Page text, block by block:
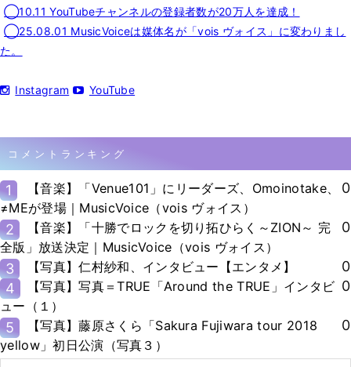
◯10.11 YouTubeチャンネルの登録者数が20万人を達成！
◯25.08.01 MusicVoiceは媒体名が「vois ヴォイス」に変わりまし
た。
Instagram YouTube
コメントランキング
1
【音楽】「Venue101」にリーダーズ、Omoinotake、
≠MEが登場｜MusicVoice（vois ヴォイス）
0
2
【音楽】「十勝でロックを切り拓ひらく～ZION～ 完
全版」放送決定｜MusicVoice（vois ヴォイス）
0
3 【写真】仁村紗和、インタビュー【エンタメ】
0
4
【写真】写真＝TRUE「Around the TRUE」インタビ
ュー（１）
0
5
【写真】藤原さくら「Sakura Fujiwara tour 2018
yellow」初日公演（写真３）
0